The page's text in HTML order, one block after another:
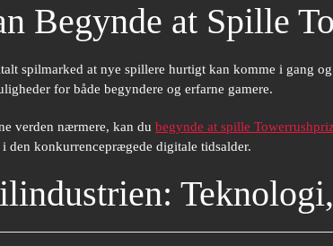
Begynde at Spille
spilmarked at nye spillere hurtigt kan komme i gang
for både begyndere og erfarne gamere.
verden nærmere, kan du begynde at spille
den konkurrenceprægede digitale tidsalder.